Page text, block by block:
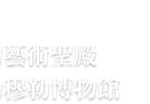
術聖殿
勒博物館